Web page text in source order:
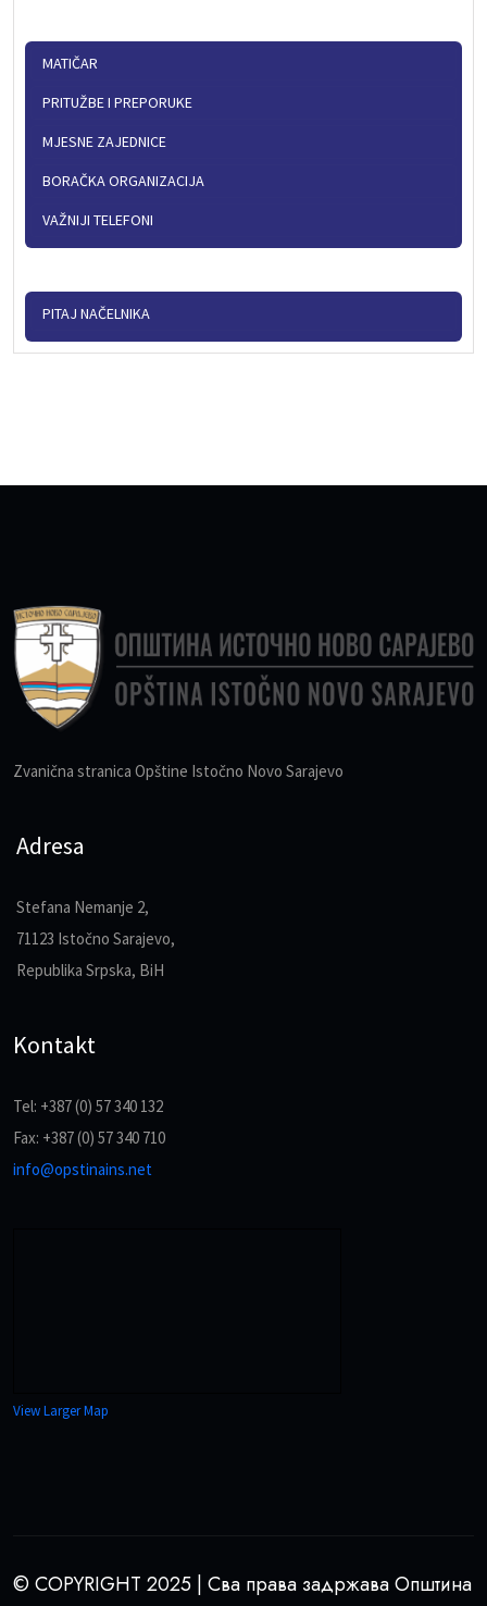
MATIČAR
PRITUŽBE I PREPORUKE
MJESNE ZAJEDNICE
BORAČKA ORGANIZACIJA
VAŽNIJI TELEFONI
PITAJ NAČELNIKA
Zvanična stranica Opštine Istočno Novo Sarajevo
Adresa
Stefana Nemanje 2,
71123 Istočno Sarajevo,
Republika Srpska, BiH
Kontakt
Tel: +387 (0) 57 340 132
Fax: +387 (0) 57 340 710
info@opstinains.net
View Larger Map
© COPYRIGHT 2025 | Сва права задржава Општина